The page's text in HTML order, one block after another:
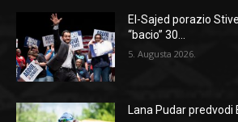
El-Sajed porazio
“bacio” 30...
5. Augusta 2026.
Lana Pudar predvodi